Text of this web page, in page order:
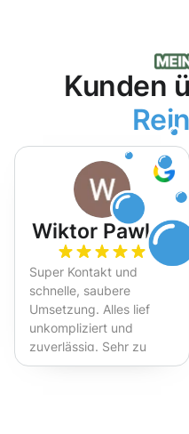
Kunden
Wiktor Pawlak
Super Kontakt und
schnelle, saubere
Umsetzung. Alles lief
unkompliziert und
zuverlässig. Sehr zu
empfehlen!